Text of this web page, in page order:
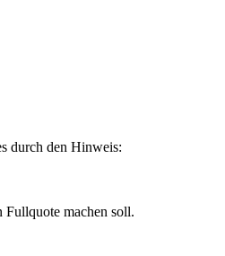
durch den Hinweis:
machen soll.